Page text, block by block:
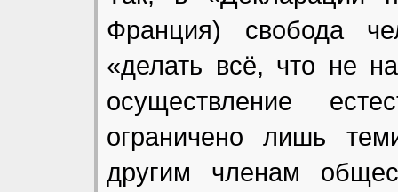
Франция) свобода
«делать всё, что не
осуществление
ограничено лишь
другим членам